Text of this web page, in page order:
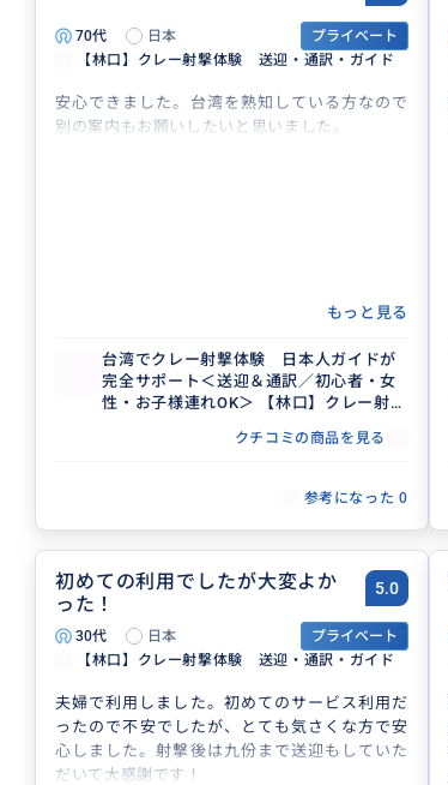
70代 日本
プライベート
【林口】クレー射撃体験 送迎・通訳・ガイド
安心できました。台湾を熟知している方なので
別の案内もお願いしたいと思いました。
もっと見る
台湾でクレー射撃体験 日本人ガイドが
完全サポート＜送迎＆通訳／初心者・女
性・お子様連れOK＞ 【林口】クレー射撃
クチコミの商品を見る
参考になった 0
初めての利用でしたが大変よか
った！
5.0
30代 日本
プライベート
【林口】クレー射撃体験 送迎・通訳・ガイド
夫婦で利用しました。初めてのサービス利用だ
ったので不安でしたが、とても気さくな方で安
心しました。射撃後は九份まで送迎もしていた
だいて大感謝です！